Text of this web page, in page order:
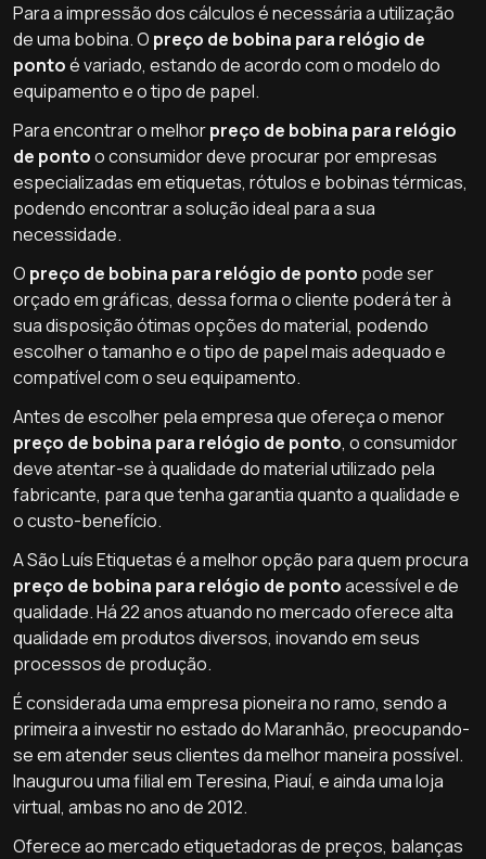
Para a impressão dos cálculos é necessária a utilização
de uma bobina. O preço de bobina para relógio de
pontoé variado, estando de acordo com o modelo do
equipamento e o tipo de papel.
Para encontrar o melhorpreço de bobina para relógio
de pontoo consumidor deve procurar por empresas
especializadas em etiquetas, rótulos e bobinas térmicas,
podendo encontrar a solução ideal para a sua
necessidade.
O preço de bobina para relógio de ponto pode ser
orçado em gráficas, dessa forma o cliente poderá ter à
sua disposição ótimas opções do material, podendo
escolher o tamanho e o tipo de papel mais adequado e
compatível com o seu equipamento.
Antes de escolher pela empresa que ofereça o menor
preço de bobina para relógio de ponto, o consumidor
deve atentar-se à qualidade do material utilizado pela
fabricante, para que tenha garantia quanto a qualidade e
o custo-benefício.
A São Luís Etiquetas é a melhor opção para quem procura
preço de bobina para relógio de pontoacessível e de
qualidade. Há 22 anos atuando no mercado oferece alta
qualidade em produtos diversos, inovando em seus
processos de produção.
É considerada uma empresa pioneira no ramo, sendo a
primeira a investir no estado do Maranhão, preocupando-
se em atender seus clientes da melhor maneira possível.
Inaugurou uma filial em Teresina, Piauí, e ainda uma loja
virtual, ambas no ano de 2012.
Oferece ao mercado etiquetadoras de preços, balanças